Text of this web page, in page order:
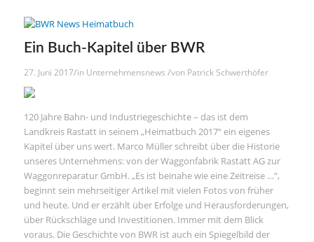
Ein Buch-Kapitel über BWR
27. Juni 2017/in Unternehmensnews /von Patrick Schwerthöfer
120 Jahre Bahn- und Industriegeschichte – das ist dem
Landkreis Rastatt in seinem „Heimatbuch 2017“ ein eigenes
Kapitel über uns wert. Marco Müller schreibt über die Historie
unseres Unternehmens: von der Waggonfabrik Rastatt AG zur
Waggonreparatur GmbH. „Es ist beinahe wie eine Zeitreise …“,
beginnt sein mehrseitiger Artikel mit vielen Fotos von früher
und heute. Und er erzählt über Erfolge und Herausforderungen,
über Rückschläge und Investitionen. Immer mit dem Blick
voraus. Die Geschichte von BWR ist auch ein Spiegelbild der